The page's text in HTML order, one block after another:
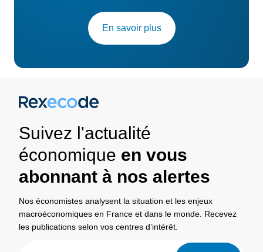
En savoir plus
Suivez l'actualité
économique en vous
abonnant à nos alertes
Nos économistes analysent la situation et les enjeux
macroéconomiques en France et dans le monde. Recevez
les publications selon vos centres d’intérêt.